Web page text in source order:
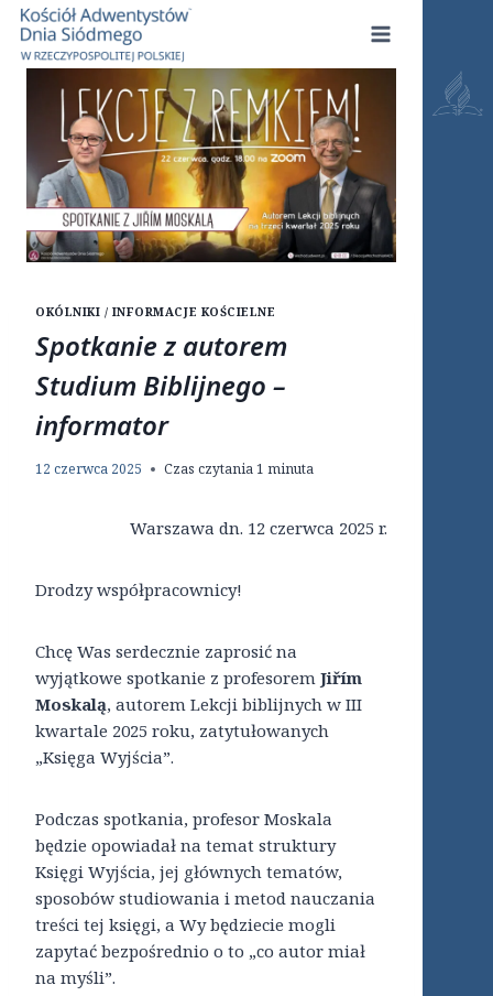
Przejdź
treści
OKÓLNIKI / INFORMACJE KOŚCIELNE
Spotkanie z autorem
Studium Biblijnego –
informator
12 czerwca 2025 Czas czytania1 minuta
Warszawa dn. 12 czerwca 2025 r.
Drodzy współpracownicy!
Chcę Was serdecznie zaprosić na
wyjątkowe spotkanie z profesorem Jiřím
Moskalą, autorem Lekcji biblijnych w III
kwartale 2025 roku, zatytułowanych
„Księga Wyjścia”.
Podczas spotkania, profesor Moskala
będzie opowiadał na temat struktury
Księgi Wyjścia, jej głównych tematów,
sposobów studiowania i metod nauczania
treści tej księgi, a Wy będziecie mogli
zapytać bezpośrednio o to „co autor miał
na myśli”.